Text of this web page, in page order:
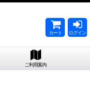
カート ログイン
ご利用案内